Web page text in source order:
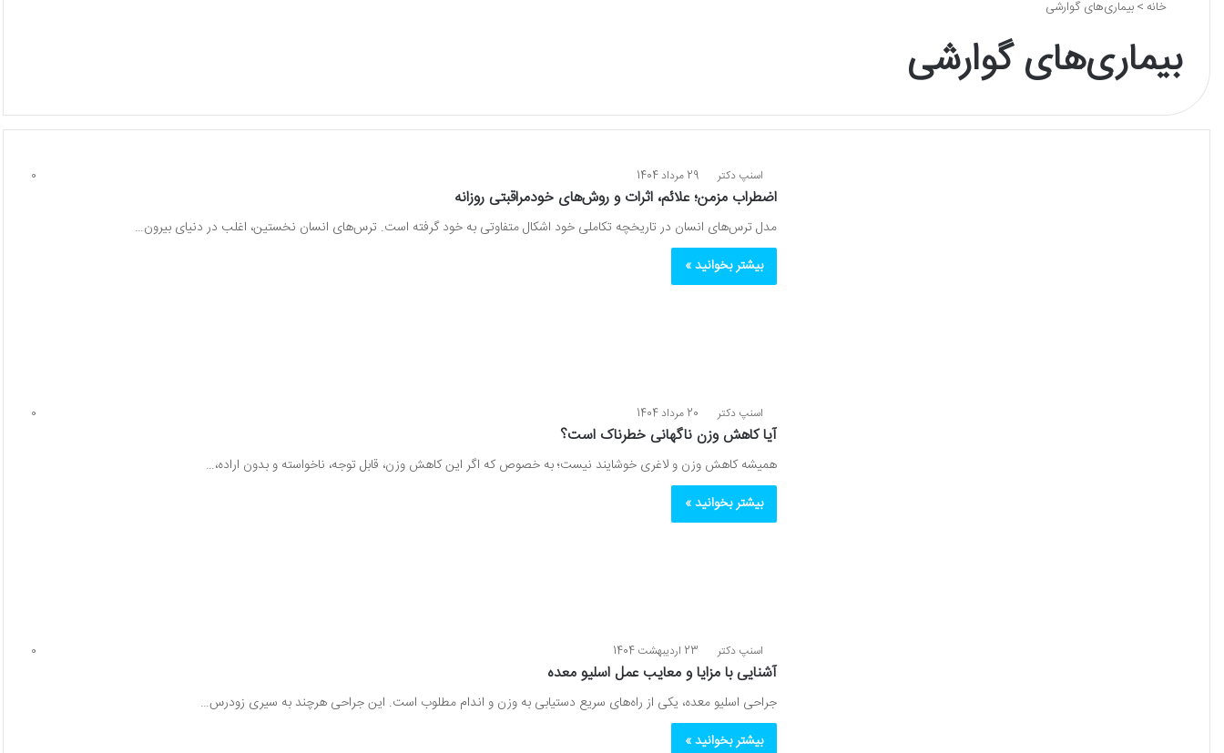
خانه >بیماری‌های گوارشی
بیماری‌های گوارشی
اسنپ دکتر 29 مرداد 1404 0
اضطراب مزمن؛ علائم، اثرات و روش‌های خودمراقبتی روزانه
مدل ترس‌های انسان در تاریخچه تکاملی خود اشکال متفاوتی به خود گرفته است. ترس‌های انسان نخستین، اغلب در دنیای بیرون…
بیشتر بخوانید »
اسنپ دکتر 20 مرداد 1404 0
آیا کاهش وزن ناگهانی خطرناک است؟
همیشه کاهش وزن و لاغری خوشایند نیست؛ به خصوص که اگر این کاهش وزن، قابل توجه، ناخواسته و بدون اراده،…
بیشتر بخوانید »
اسنپ دکتر 23 اردیبهشت 1404 0
آشنایی با مزایا و معایب عمل اسلیو معده
جراحی اسلیو معده، یکی از راه‌های سریع دستیابی به وزن و اندام مطلوب است. این جراحی هرچند به سیری زودرس…
بیشتر بخوانید »